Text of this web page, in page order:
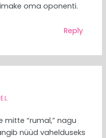
oma oponenti.
Reply
mitte “rumal,” nagu
nüüd vahelduseks